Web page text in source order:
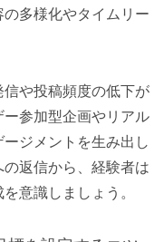
多様化やタイムリー
や投稿頻度の低下が
参加型企画やリアル
ジメントを生み出し
返信から、経験者は
意識しましょう。